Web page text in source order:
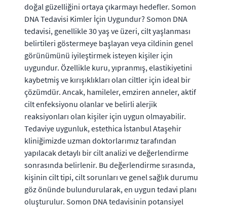
doğal güzelliğini ortaya çıkarmayı hedefler. Somon
DNA Tedavisi Kimler İçin Uygundur? Somon DNA
tedavisi, genellikle 30 yaş ve üzeri, cilt yaşlanması
belirtileri göstermeye başlayan veya cildinin genel
görünümünü iyileştirmek isteyen kişiler için
uygundur. Özellikle kuru, yıpranmış, elastikiyetini
kaybetmiş ve kırışıklıkları olan ciltler için ideal bir
çözümdür. Ancak, hamileler, emziren anneler, aktif
cilt enfeksiyonu olanlar ve belirli alerjik
reaksiyonları olan kişiler için uygun olmayabilir.
Tedaviye uygunluk, estethica İstanbul Ataşehir
kliniğimizde uzman doktorlarımız tarafından
yapılacak detaylı bir cilt analizi ve değerlendirme
sonrasında belirlenir. Bu değerlendirme sırasında,
kişinin cilt tipi, cilt sorunları ve genel sağlık durumu
göz önünde bulundurularak, en uygun tedavi planı
oluşturulur. Somon DNA tedavisinin potansiyel